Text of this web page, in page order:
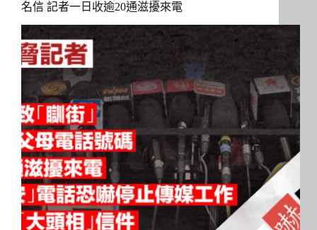
名信 記者一日收逾20通滋擾來電